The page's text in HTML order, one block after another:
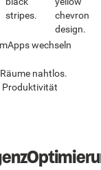
wechseln
nahtlos.
Produktivität